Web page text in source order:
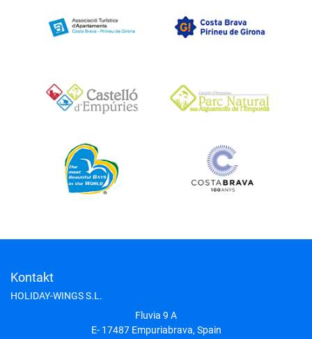
Kontakt
HOLIDAY-WINGS S.L.
Fluvia 9 A
E- 17487 Empuriabrava, Spain